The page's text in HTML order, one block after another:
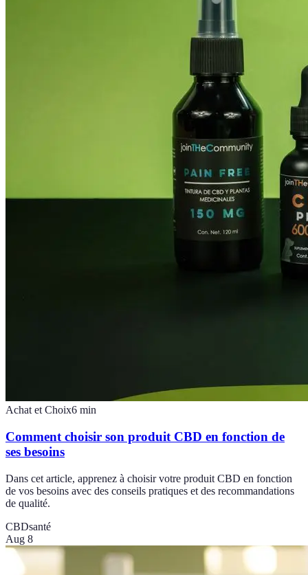
Achat et Choix6 min
Comment choisir son produit CBD en fonction de
ses besoins
Dans cet article, apprenez à choisir votre produit CBD en fonction
de vos besoins avec des conseils pratiques et des recommandations
de qualité.
CBDsanté
Aug 8